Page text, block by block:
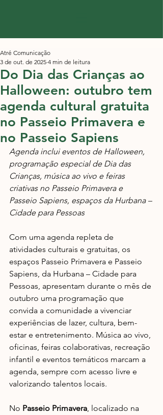
Do Dia das Crianças ao
Halloween: outubro tem
agenda cultural gratuita
no Passeio Primavera e
no Passeio Sapiens
Atré Comunicação
3 de out. de 2025 4 min de leitura
Agenda inclui eventos de Halloween,
programação especial de Dia das
Crianças, música ao vivo e feiras
criativas no Passeio Primavera e
Passeio Sapiens, espaços da Hurbana –
Cidade para Pessoas
Com uma agenda repleta de
atividades culturais e gratuitas, os
espaços Passeio Primavera e Passeio
Sapiens, da Hurbana – Cidade para
Pessoas, apresentam durante o mês de
outubro uma programação que
convida a comunidade a vivenciar
experiências de lazer, cultura, bem-
estar e entretenimento. Música ao vivo,
oficinas, feiras colaborativas, recreação
infantil e eventos temáticos marcam a
agenda, sempre com acesso livre e
valorizando talentos locais.
No Passeio Primavera, localizado na